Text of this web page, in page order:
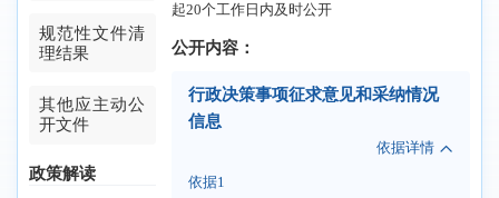
规范性文件清
理结果
其他应主动公
开文件
政策解读
栏目：首页>互动交流>民意征集
起20个工作日内及时公开
公开内容：
行政决策事项征求意见和采纳情况
信息
依据详情
依据1